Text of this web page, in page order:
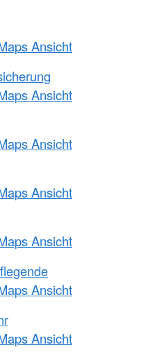
Ansicht
Ansicht
Ansicht
Ansicht
Ansicht
Ansicht
Ansicht